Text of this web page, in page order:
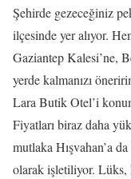
Şehirde gezeceğiniz
ilçesinde yer alıyor.
Gaziantep Kalesi’ne,
yerde kalmanızı
Lara Butik Otel’i
Fiyatları biraz daha
mutlaka Hışvahan’a
olarak işletiliyor. Lüks,